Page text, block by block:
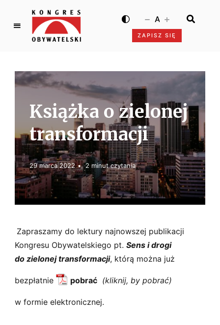
K
n
g
e
s
O
b
y
w
a
t
e
k
i
ZAPISZ SIĘ
A
Książka o zielonej
transformacji
29 marca 2022 2 minut czytania
Zapraszamy do lektury najnowszej publikacji
Kongresu Obywatelskiego pt. Sens i drogi
do zielonej transformacji, którą można już
bezpłatnie pobrać
w formie elektronicznej.